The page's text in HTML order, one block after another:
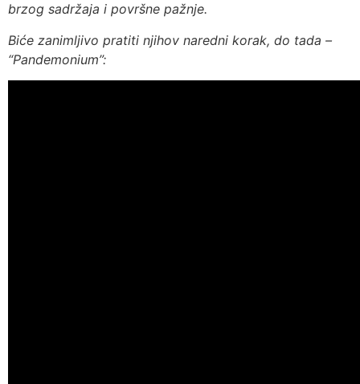
brzog sadržaja i površne pažnje.
Biće zanimljivo pratiti njihov naredni korak, do tada –
“Pandemonium”: